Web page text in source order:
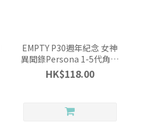
EMPTY P30週年紀念 女神
異聞錄Persona 1-5代角色
× Bkub 毛絨公仔吊飾
HK$118.00